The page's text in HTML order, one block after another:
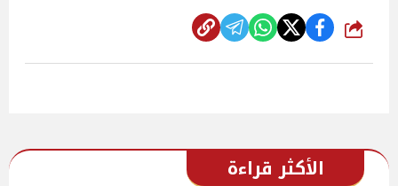
شارك
الأكثر قراءة